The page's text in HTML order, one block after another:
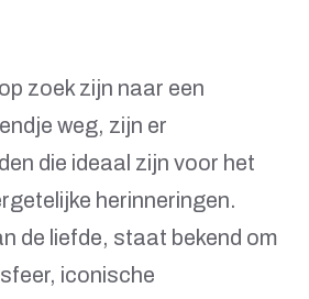
zoek zijn naar een
weg, zijn er
die ideaal zijn voor het
herinneringen.
de liefde, staat bekend om
iconische